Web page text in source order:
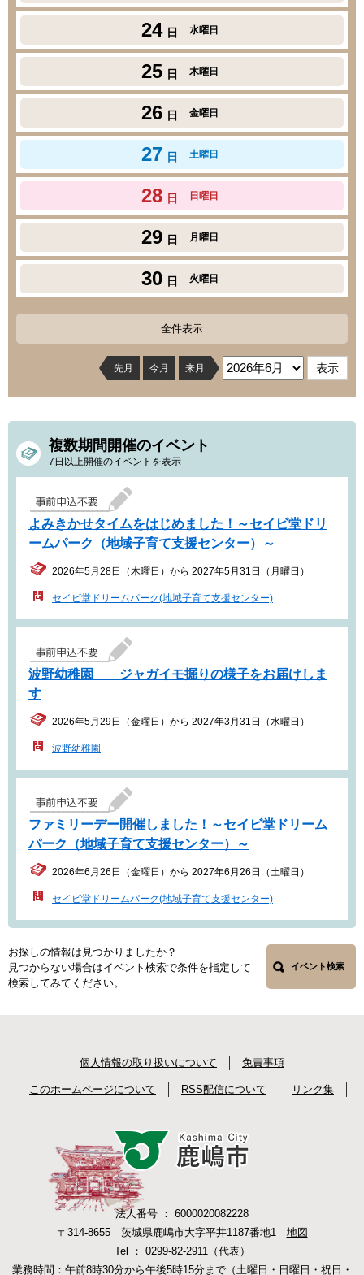
24 日 水曜日
25 日 木曜日
26 日 金曜日
27 日 土曜日
28 日 日曜日
29 日 月曜日
30 日 火曜日
全件表示
先月 今月 来月
複数期間開催のイベント
7日以上開催のイベントを表示
よみきかせタイムをはじめました！～セイビ堂ドリ
ームパーク（地域子育て支援センター）～
2026年5月28日（木曜日）から 2027年5月31日（月曜日）
セイビ堂ドリームパーク(地域子育て支援センター)
波野幼稚園 ジャガイモ掘りの様子をお届けしま
す
2026年5月29日（金曜日）から 2027年3月31日（水曜日）
波野幼稚園
ファミリーデー開催しました！～セイビ堂ドリーム
パーク（地域子育て支援センター）～
2026年6月26日（金曜日）から 2027年6月26日（土曜日）
セイビ堂ドリームパーク(地域子育て支援センター)
お探しの情報は見つかりましたか？
見つからない場合はイベント検索で条件を指定して
検索してみてください。
イベント検索
個人情報の取り扱いについて 免責事項
このホームページについて RSS配信について リンク集
法人番号 ： 6000020082228
〒314-8655 茨城県鹿嶋市大字平井1187番地1 地図
Tel ： 0299-82-2911（代表）
業務時間：午前8時30分から午後5時15分まで（土曜日・日曜日・祝日・